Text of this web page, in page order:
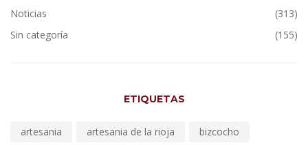
Noticias
(313)
Sin categoría
(155)
ETIQUETAS
artesania artesania de la rioja
bizcocho